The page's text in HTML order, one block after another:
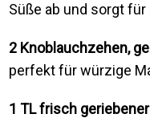
Süße ab und sorgt
2 Knoblauchzehen,
perfekt für würzige
1 TL frisch